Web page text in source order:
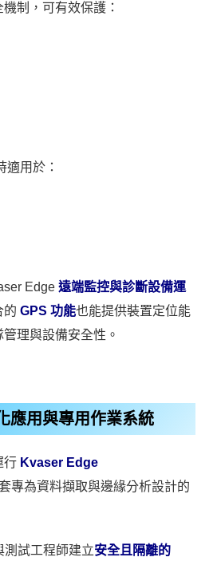
制，可有效保護：
適用於：
Edge遠端監控與診斷設備運
的GPS 功能也能提供裝置定位能
理與設備安全性。
應用與專用作業系統
行 Kvaser Edge
專為資料擷取與邊緣分析設計的
測試工程師建立安全且隔離的